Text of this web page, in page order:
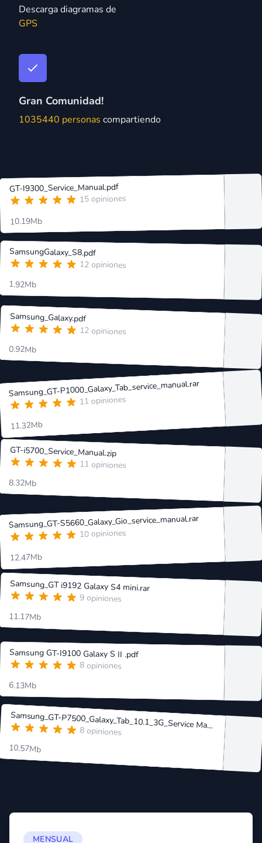
Descarga diagramas de
GPS
Gran Comunidad!
1035440 personas compartiendo
GT-I9300_Service_Manual.pdf
15 opiniones
10.19Mb
SamsungGalaxy_S8.pdf
12 opiniones
1.92Mb
Samsung_Galaxy.pdf
12 opiniones
0.92Mb
Samsung_GT-P1000_Galaxy_Tab_service_manual.rar
11 opiniones
11.32Mb
GT-i5700_Service_Manual.zip
11 opiniones
8.32Mb
Samsung_GT-S5660_Galaxy_Gio_service_manual.rar
10 opiniones
12.47Mb
Samsung_GT i9192 Galaxy S4 mini.rar
9 opiniones
11.17Mb
Samsung GT-I9100 Galaxy S II .pdf
8 opiniones
6.13Mb
Samsung_GT-P7500_Galaxy_Tab_10.1_3G_Service Manual.rar
8 opiniones
10.57Mb
MENSUAL